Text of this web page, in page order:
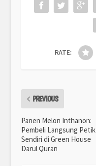
RATE:
PREVIOUS
Panen Melon Inthanon:
Pembeli Langsung Petik
Sendiri di Green House
Darul Quran